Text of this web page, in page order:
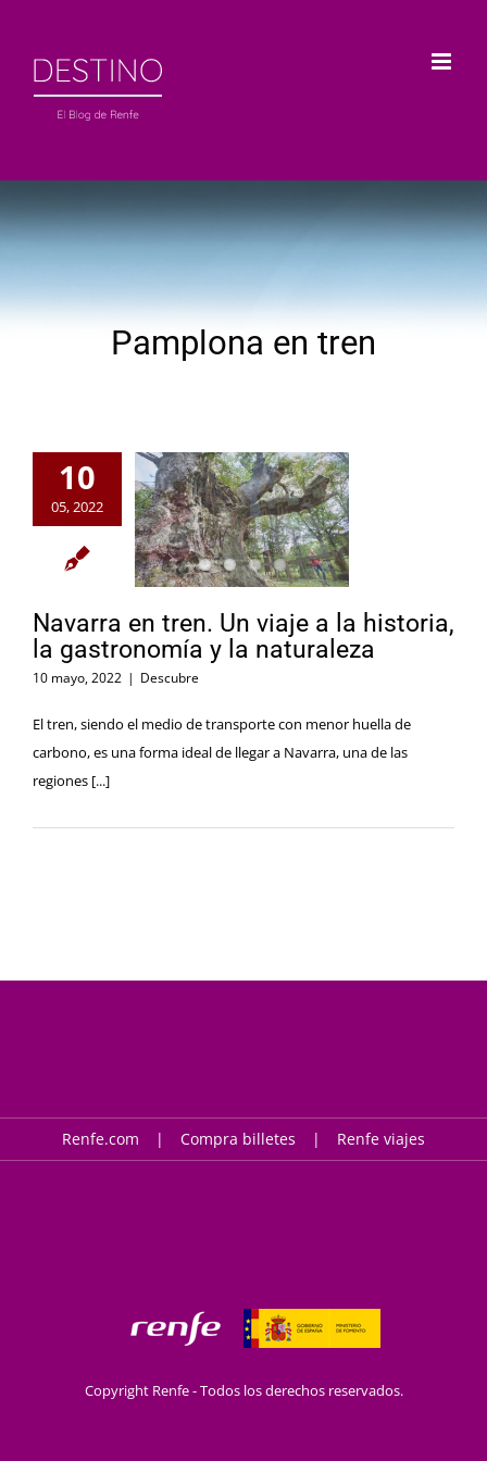
contenido
Pamplona en tren
10
05, 2022
Navarra en tren. Un viaje a la historia,
la gastronomía y la naturaleza
10 mayo, 2022 | Descubre
El tren, siendo el medio de transporte con menor huella de
carbono, es una forma ideal de llegar a Navarra, una de las
regiones [...]
Renfe.com Compra billetes Renfe viajes
Copyright Renfe - Todos los derechos reservados.